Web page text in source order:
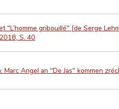
"L’homme gribouillé" [de Serge
S. 40
Marc Angel an "De Jas" kommen